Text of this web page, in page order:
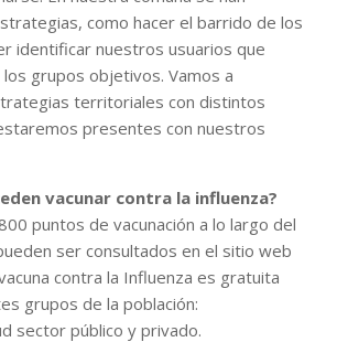
como hacer el barrido de los
identificar nuestros usuarios que
grupos objetivos. Vamos a
territoriales con distintos
presentes con nuestros
vacunar contra la influenza?
puntos de vacunación a lo largo del
ser consultados en el sitio web
contra la Influenza es gratuita
grupos de la población:
sector público y privado.